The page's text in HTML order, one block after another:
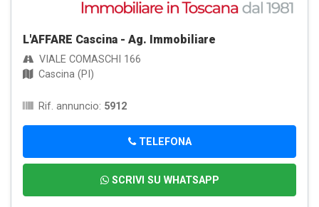
L'AFFARE Cascina - Ag. Immobiliare
VIALE COMASCHI 166
Cascina (PI)
Rif. annuncio: 5912
TELEFONA
SCRIVI SU WHATSAPP